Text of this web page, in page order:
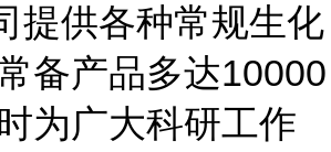
提供各种常规生化
备产品多达10000
为广大科研工作